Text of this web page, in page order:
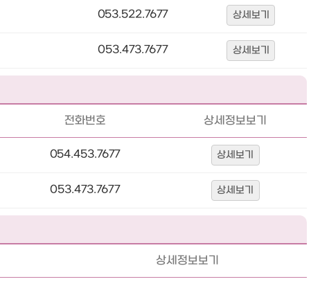
053.522.7677 상세보기
053.473.7677 상세보기
전화번호 상세정보보기
054.453.7677 상세보기
053.473.7677 상세보기
상세정보보기